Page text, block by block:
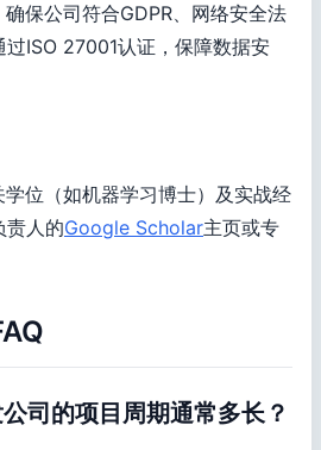
保公司符合GDPR、网络安全法
ISO 27001认证，保障数据安
位（如机器学习博士）及实战经
责人的Google Scholar主页或专
司的项目周期通常多长？